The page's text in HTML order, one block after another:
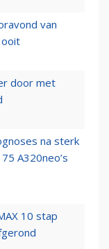
van
door met
na sterk
A320neo’s
10 stap